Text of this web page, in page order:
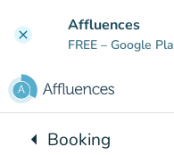
clear Affluences
FREE – Google
arrow_left Booking